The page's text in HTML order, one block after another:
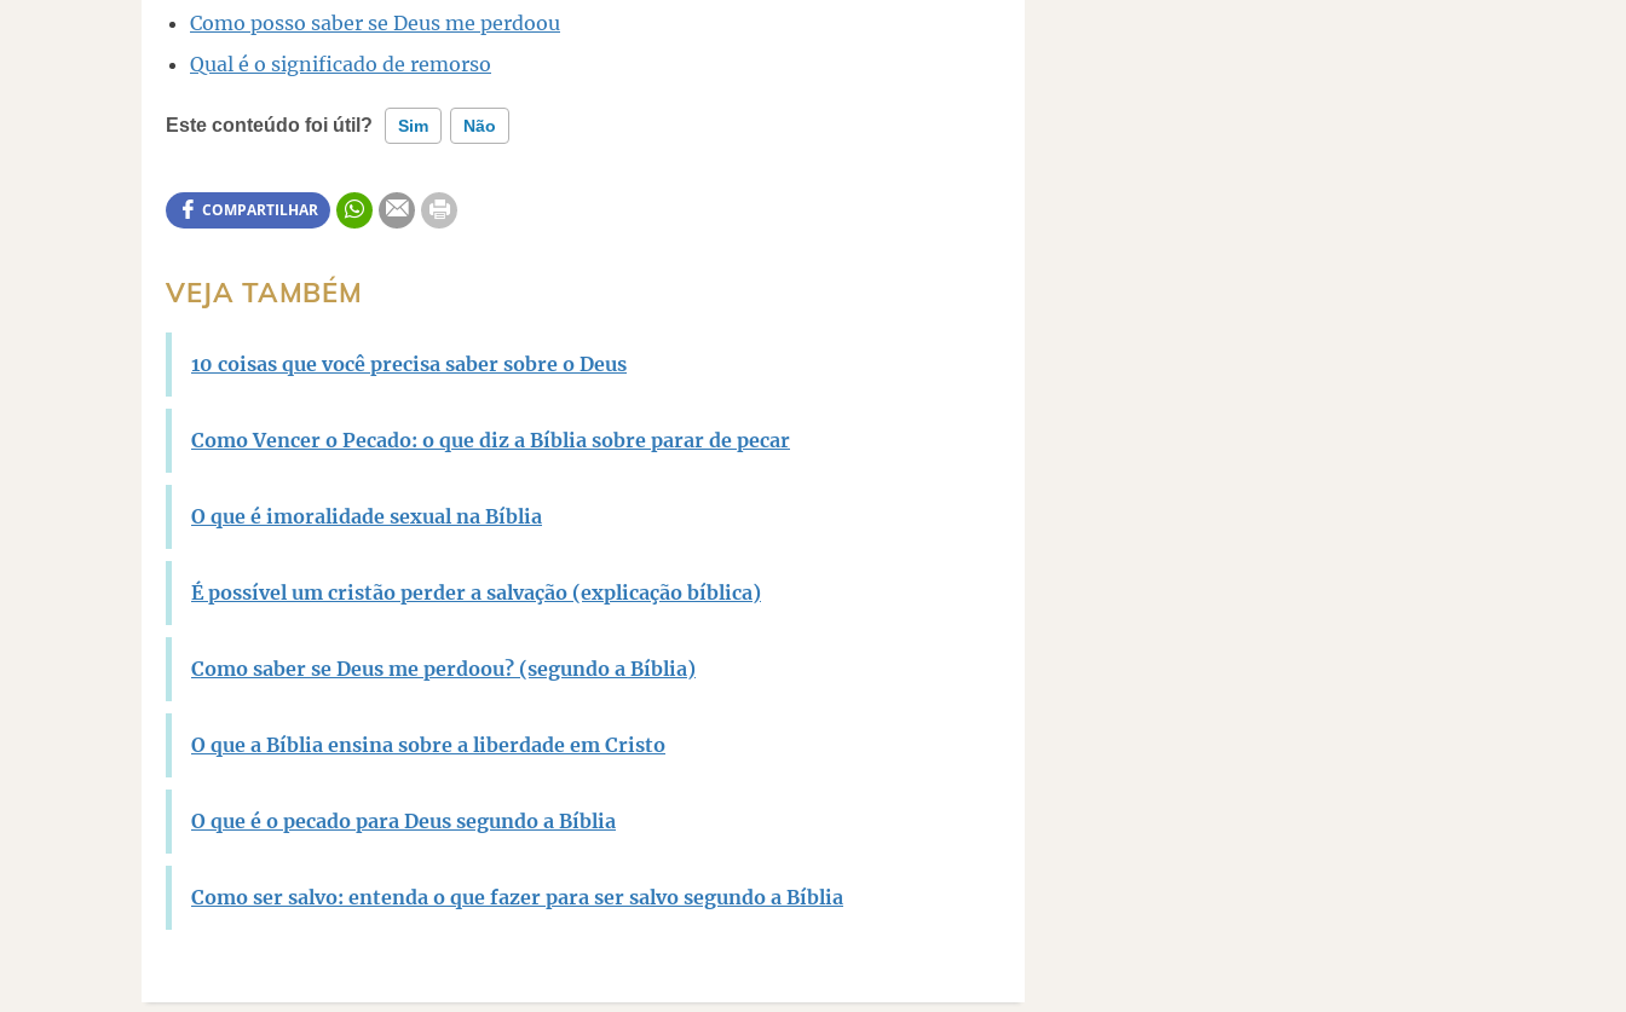
Como posso saber se Deus me perdoou
Qual é o significado de remorso
Este conteúdo foi útil? Sim Não
Este conteúdo contém informação incorreta
Outro
COMPARTILHAR
VEJA TAMBÉM
10 coisas que você precisa saber sobre o Deus
Como Vencer o Pecado: o que diz a Bíblia sobre parar de pecar
O que é imoralidade sexual na Bíblia
É possível um cristão perder a salvação (explicação bíblica)
Como saber se Deus me perdoou? (segundo a Bíblia)
O que a Bíblia ensina sobre a liberdade em Cristo
O que é o pecado para Deus segundo a Bíblia
Como ser salvo: entenda o que fazer para ser salvo segundo a Bíblia